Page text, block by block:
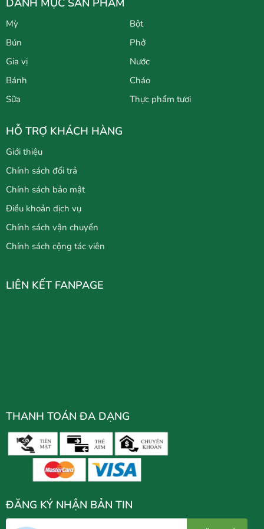
DANH MỤC SẢN PHẨM
Mỳ
Bột
Bún
Phở
Gia vị
Nước
Bánh
Cháo
Sữa
Thực phẩm tươi
HỖ TRỢ KHÁCH HÀNG
Giới thiệu
Chính sách đổi trả
Chính sách bảo mật
Điều khoản dịch vụ
Chính sách vận chuyển
Chính sách cộng tác viên
LIÊN KẾT FANPAGE
THANH TOÁN ĐA DẠNG
ĐĂNG KÝ NHẬN BẢN TIN